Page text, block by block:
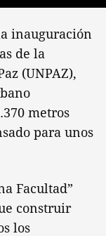
inauguración
de la
(UNPAZ),
metros
para unos
Facultad”
construir
los